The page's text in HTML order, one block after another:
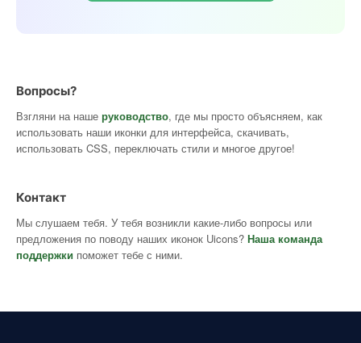
Вопросы?
Взгляни на наше руководство, где мы просто объясняем, как
использовать наши иконки для интерфейса, скачивать,
использовать CSS, переключать стили и многое другое!
Контакт
Мы слушаем тебя. У тебя возникли какие-либо вопросы или
предложения по поводу наших иконок Uicons? Наша команда
поддержки поможет тебе с ними.